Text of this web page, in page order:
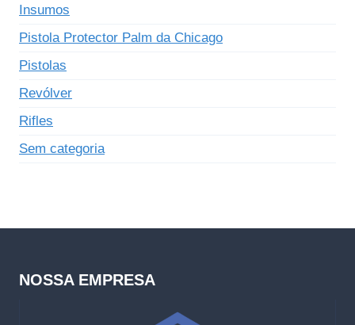
Insumos
Pistola Protector Palm da Chicago
Pistolas
Revólver
Rifles
Sem categoria
NOSSA EMPRESA